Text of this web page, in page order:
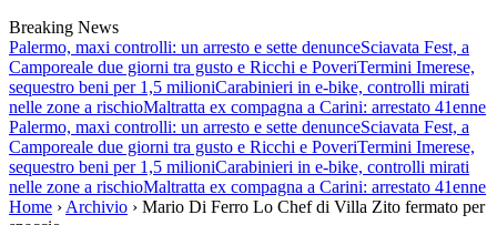
Breaking News
Palermo, maxi controlli: un arresto e sette denunceSciavata Fest, a
Camporeale due giorni tra gusto e Ricchi e PoveriTermini Imerese,
sequestro beni per 1,5 milioniCarabinieri in e-bike, controlli mirati
nelle zone a rischioMaltratta ex compagna a Carini: arrestato 41enne
Palermo, maxi controlli: un arresto e sette denunceSciavata Fest, a
Camporeale due giorni tra gusto e Ricchi e PoveriTermini Imerese,
sequestro beni per 1,5 milioniCarabinieri in e-bike, controlli mirati
nelle zone a rischioMaltratta ex compagna a Carini: arrestato 41enne
Home › Archivio › Mario Di Ferro Lo Chef di Villa Zito fermato per